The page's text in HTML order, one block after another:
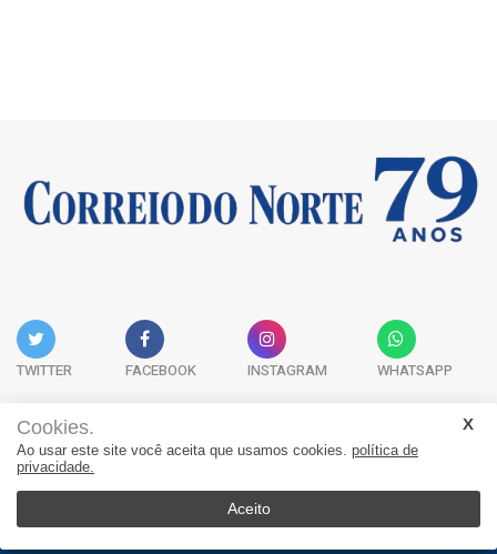
TWITTER FACEBOOK INSTAGRAM WHATSAPP
Acervo Digital Fale Conosco Quem Somos
Cookies.
Ao usar este site você aceita que usamos cookies. política de
privacidade.
Aceito